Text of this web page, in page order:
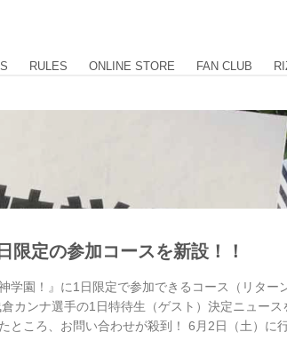
RULES ONLINE STORE FAN CLUB
限定の参加コースを新設！！
学園！』に1日限定で参加できるコース（リター
カンナ選手の1日特待生（ゲスト）決定ニュース
ところ、お問い合わせが殺到！ 6月2日（土）に行